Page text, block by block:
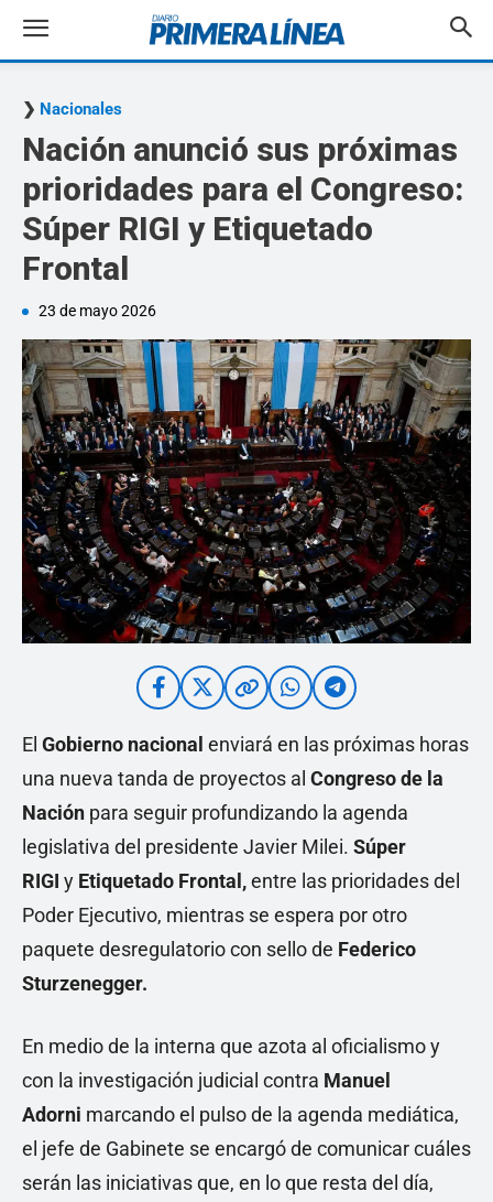
Nacionales
Nación anunció sus próximas
prioridades para el Congreso:
Súper RIGI y Etiquetado
Frontal
23 de mayo 2026
El Gobierno nacional enviará en las próximas horas
una nueva tanda de proyectos al Congreso de la
Nación para seguir profundizando la agenda
legislativa del presidente Javier Milei. Súper
RIGI y Etiquetado Frontal,entre las prioridades del
Poder Ejecutivo, mientras se espera por otro
paquete desregulatorio con sello de Federico
Sturzenegger.
En medio de la interna que azota al oficialismo y
con la investigación judicial contra Manuel
Adorni marcando el pulso de la agenda mediática,
el jefe de Gabinete se encargó de comunicar cuáles
serán las iniciativas que, en lo que resta del día,